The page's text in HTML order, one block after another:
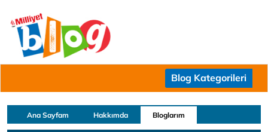
Blog Kategorileri
Ana Sayfam Hakkımda Bloglarım